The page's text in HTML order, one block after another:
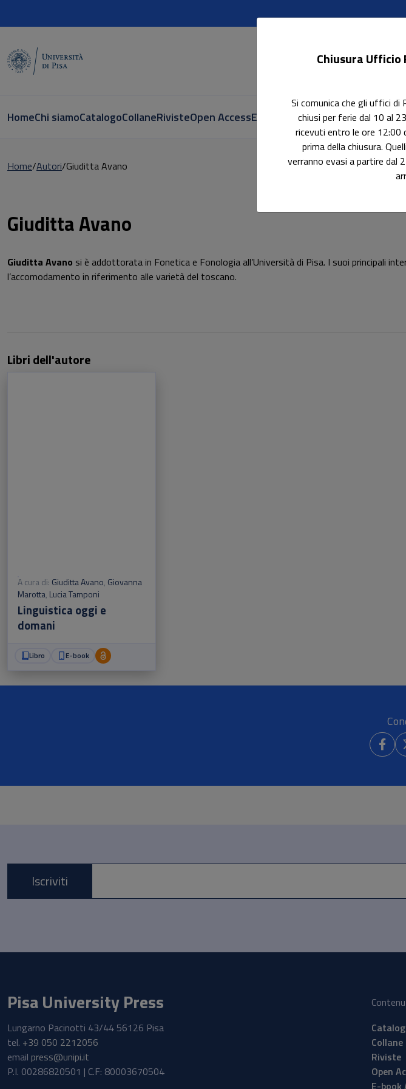
HomeChi siamoCatalogoCollaneRivisteOpen AccessE-book AccessibiliIn evidenza
Home Autori Giuditta Avano
Giuditta Avano
Giuditta Avano si è addottorata in Fonetica e Fonologia all’Università di Pisa. I suoi principali
l’accomodamento in riferimento alle varietà del toscano.
Libri dell'autore
A cura di: Giuditta Avano, Giovanna
Marotta, Lucia Tamponi
Linguistica oggi e
domani
Libro E-book
E-mail *
Iscriviti
Pisa University Press
Lungarno Pacinotti 43/44 56126 Pisa
tel. +39 050 2212056
email press@unipi.it
P.I. 00286820501 | C.F: 80003670504
Collane
Riviste
Open
E-book
Chiusura Ufficio
Si comunica che gli uffici di
chiusi per ferie dal 10 al
ricevuti entro le ore 12:00
prima della chiusura.
verranno evasi a partire dal